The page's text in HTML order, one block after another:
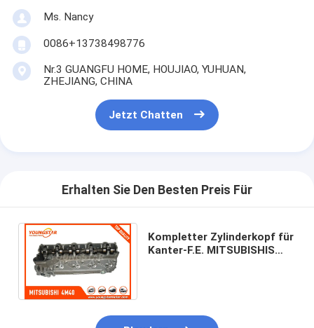
Qualitätskontrolle
Kontakt mit uns
SCHLIESSEN SIE ZYLINDERKOPF AB
Motorzylinder-Zylinderkopf
Ms. Nancy
0086+13738498776
Nr.3 GUANGFU HOME, HOUJIAO, YUHUAN,
ZHEJIANG, CHINA
Jetzt Chatten
Erhalten Sie Den Besten Preis Für
Kompletter Zylinderkopf für
Kanter-F.E. MITSUBISHIS